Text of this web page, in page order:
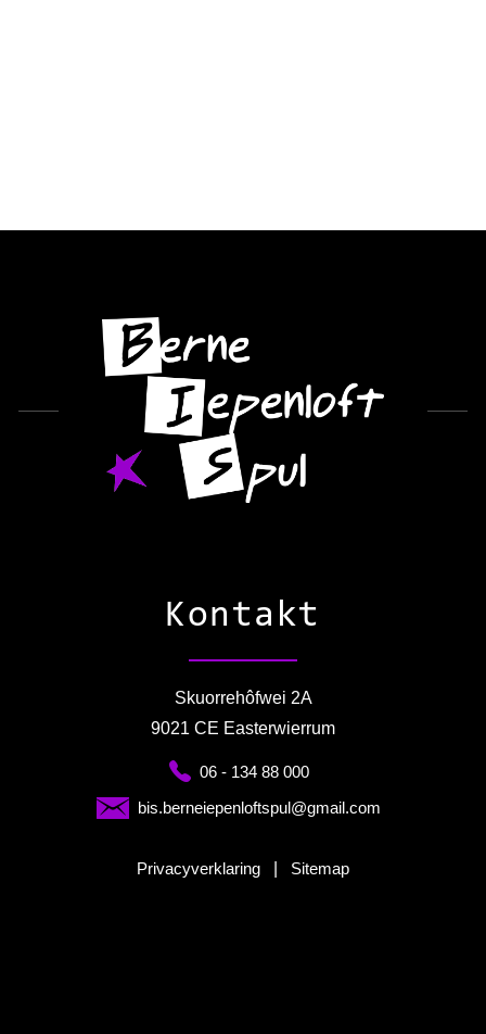
Kontakt
Skuorrehôfwei 2A
9021 CE Easterwierrum
06 - 134 88 000
bis.berneiepenloftspul@gmail.com
Privacyverklaring Sitemap